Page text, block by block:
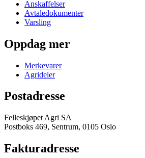
Anskaffelser
Avtaledokumenter
Varsling
Oppdag mer
Merkevarer
Agrideler
Postadresse
Felleskjøpet Agri SA
Postboks 469, Sentrum, 0105 Oslo
Fakturadresse